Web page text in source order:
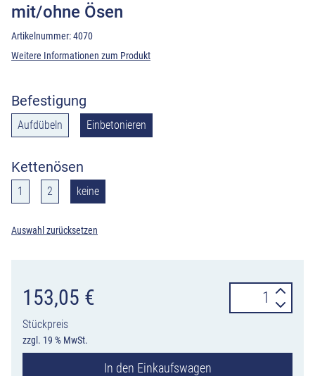
mit/ohne Ösen
Artikelnummer:4070
Weitere Informationen zum Produkt
Befestigung
Aufdübeln Einbetonieren
Kettenösen
1 2 keine
Auswahl zurücksetzen
153,05 €
Stückpreis
zzgl. 19 % MwSt.
70
70
In den Einkaufswagen